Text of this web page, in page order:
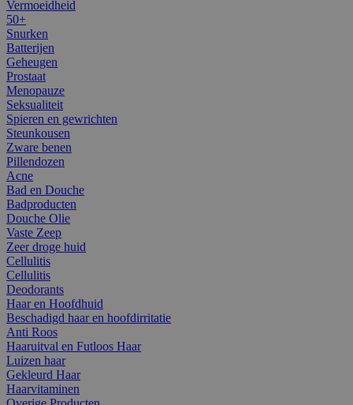
Vermoeidheid
50+
Snurken
Batterijen
Geheugen
Prostaat
Menopauze
Seksualiteit
Spieren en gewrichten
Steunkousen
Zware benen
Pillendozen
Acne
Bad en Douche
Badproducten
Douche Olie
Vaste Zeep
Zeer droge huid
Cellulitis
Cellulitis
Deodorants
Haar en Hoofdhuid
Beschadigd haar en hoofdirritatie
Anti Roos
Haaruitval en Futloos Haar
Luizen haar
Gekleurd Haar
Haarvitaminen